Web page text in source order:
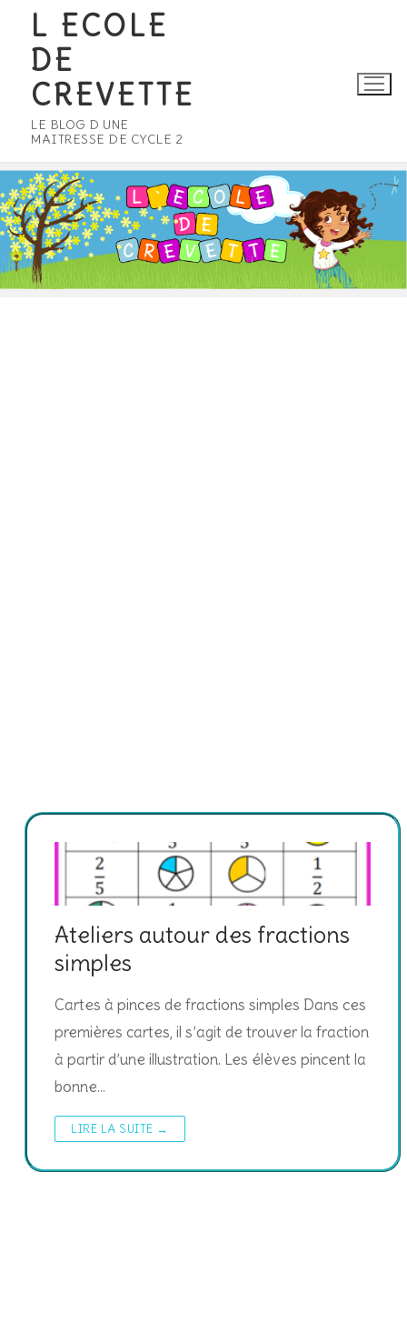
contenu
L ECOLE
DE
CREVETTE
LE BLOG D UNE
MAITRESSE DE CYCLE 2
Ateliers autour des fractions
simples
Cartes à pinces de fractions simples Dans ces
premières cartes, il s’agit de trouver la fraction
à partir d’une illustration. Les élèves pincent la
bonne…
LIRE LA SUITE →